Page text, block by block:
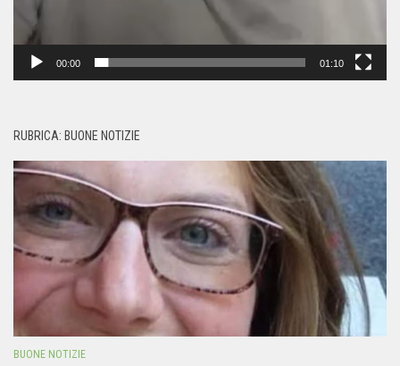
00:00 01:10
RUBRICA: BUONE NOTIZIE
BUONE NOTIZIE